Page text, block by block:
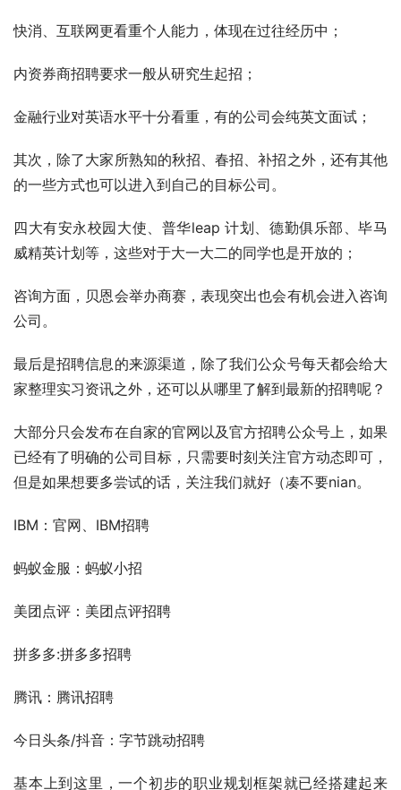
快消、互联网更看重个人能力，体现在过往经历中；
内资券商招聘要求一般从研究生起招；
金融行业对英语水平十分看重，有的公司会纯英文面试；
其次，除了大家所熟知的秋招、春招、补招之外，还有其他
的一些方式也可以进入到自己的目标公司。
四大有安永校园大使、普华leap 计划、德勤俱乐部、毕马
威精英计划等，这些对于大一大二的同学也是开放的；
咨询方面，贝恩会举办商赛，表现突出也会有机会进入咨询
公司。
最后是招聘信息的来源渠道，除了我们公众号每天都会给大
家整理实习资讯之外，还可以从哪里了解到最新的招聘呢？
大部分只会发布在自家的官网以及官方招聘公众号上，如果
已经有了明确的公司目标，只需要时刻关注官方动态即可，
但是如果想要多尝试的话，关注我们就好（凑不要nian。
IBM：官网、IBM招聘
蚂蚁金服：蚂蚁小招
美团点评：美团点评招聘
拼多多:拼多多招聘
腾讯：腾讯招聘
今日头条/抖音：字节跳动招聘
基本上到这里，一个初步的职业规划框架就已经搭建起来